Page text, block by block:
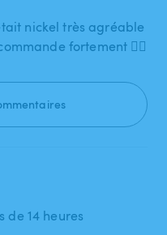
nickel très agréable
fortement 👌🏼
de 14 heures